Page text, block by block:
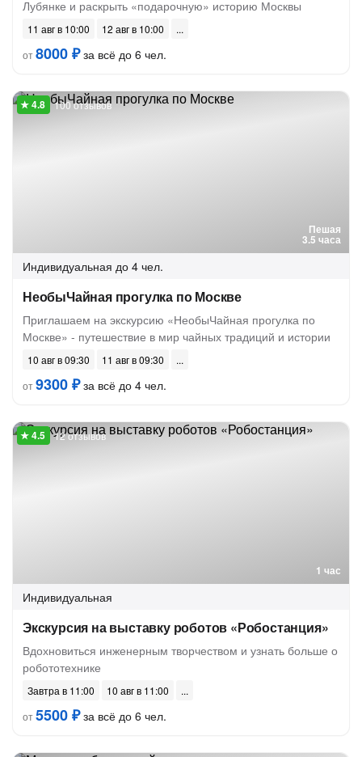
Лубянке и раскрыть «подарочную» историю Москвы
11 авг в 10:00
12 авг в 10:00
от8000 ₽за всё до 6 чел.
Пешая
3.5 часа
100 отзывов
Индивидуальная до 4 чел.
НеобыЧайная прогулка по Москве
Приглашаем на экскурсию «НеобыЧайная прогулка по
Москве» - путешествие в мир чайных традиций и истории
10 авг в 09:30
11 авг в 09:30
от9300 ₽за всё до 4 чел.
1 час
12 отзывов
Индивидуальная
Экскурсия на выставку роботов «Робостанция»
Вдохновиться инженерным творчеством и узнать больше о
робототехнике
Завтра в 11:00
10 авг в 11:00
от5500 ₽за всё до 6 чел.